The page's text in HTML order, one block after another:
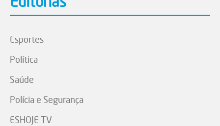
Esportes
Política
Saúde
Polícia e Segurança
ESHOJE TV